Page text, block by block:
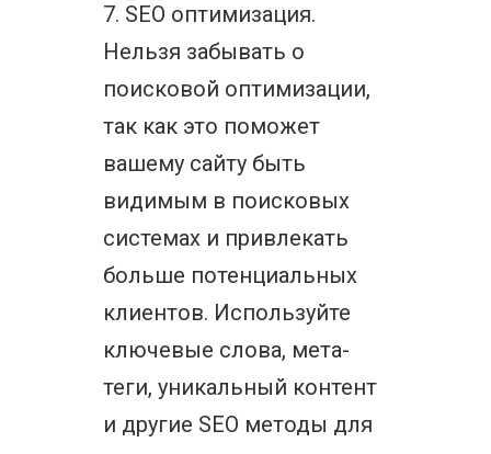
7. SEO оптимизация.
Нельзя забывать о
поисковой оптимизации,
так как это поможет
вашему сайту быть
видимым в поисковых
системах и привлекать
больше потенциальных
клиентов. Используйте
ключевые слова, мета-
теги, уникальный контент
и другие SEO методы для